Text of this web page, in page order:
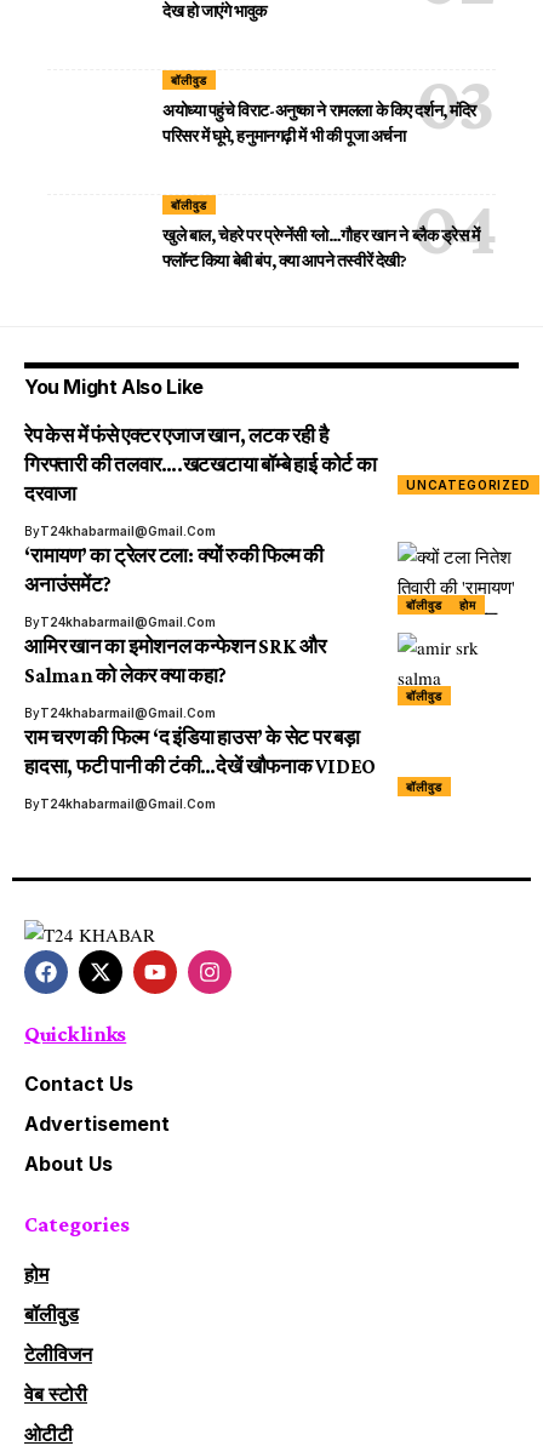
देख हो जाएंगे भावुक
बॉलीवुड
अयोध्या पहुंचे विराट-अनुष्का ने रामलला के किए दर्शन, मंदिर
परिसर में घूमे, हनुमानगढ़ी में भी की पूजा अर्चना
बॉलीवुड
खुले बाल, चेहरे पर प्रेग्नेंसी ग्लो…गौहर खान ने ब्लैक ड्रेस में
फ्लॉन्ट किया बेबी बंप, क्या आपने तस्वीरें देखी?
You Might Also Like
UNCATEGORIZED
रेप केस में फंसे एक्टर एजाज खान, लटक रही है
गिरफ्तारी की तलवार….खटखटाया बॉम्बे हाई कोर्ट का
दरवाजा
ByT24khabarmail@gmail.com
बॉलीवुड होम
‘रामायण’ का ट्रेलर टला: क्यों रुकी फिल्म की
अनाउंसमेंट?
ByT24khabarmail@gmail.com
बॉलीवुड
आमिर खान का इमोशनल कन्फेशन SRK और
Salman को लेकर क्या कहा?
ByT24khabarmail@gmail.com
बॉलीवुड
राम चरण की फिल्म ‘द इंडिया हाउस’ के सेट पर बड़ा
हादसा, फटी पानी की टंकी…देखें खौफनाक VIDEO
ByT24khabarmail@gmail.com
Quick links
Contact Us
Advertisement
About Us
Categories
होम
बॉलीवुड
टेलीविजन
वेब स्टोरी
ओटीटी